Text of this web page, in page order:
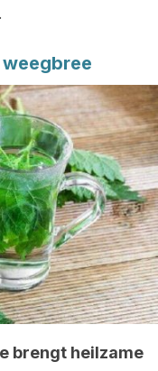
brengt heilzame